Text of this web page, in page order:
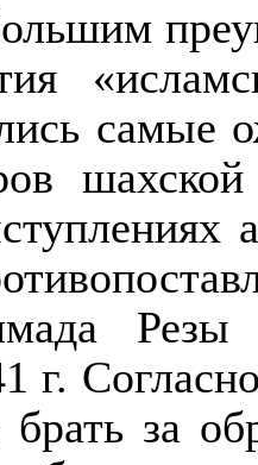
самые
Резы
г.
за